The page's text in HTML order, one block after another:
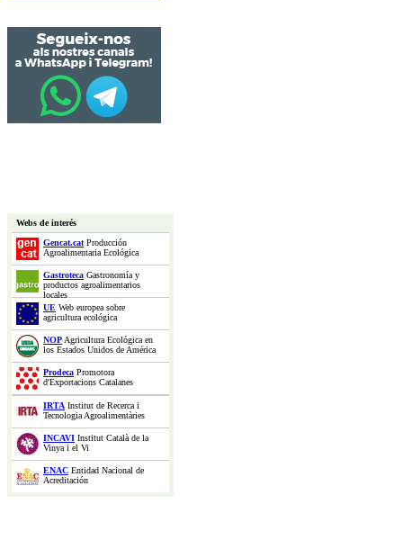
Webs de interés
Gencat.catProducción
Agroalimentaria Ecológica
Gastroteca Gastronomía y
productos agroalimentarios
locales
UE Web europea sobre
agricultura ecológica
NOPAgricultura Ecológica en
los Estados Unidos de América
Prodeca Promotora
d'Exportacions Catalanes
IRTA Institut de Recerca i
Tecnologia Agroalimentàries
INCAVI Institut Català de la
Vinya i el Vi
ENAC Entidad Nacional de
Acreditación